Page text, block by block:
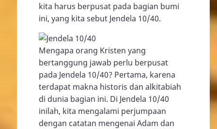
kita harus berpusat pada bagian bumi
ini, yang kita sebut Jendela 10/40.
Mengapa orang Kristen yang
bertanggung jawab perlu berpusat
pada Jendela 10/40? Pertama, karena
terdapat makna historis dan alkitabiah
di dunia bagian ini. Di Jendela 10/40
inilah, kita mengalami perjumpaan
dengan catatan mengenai Adam dan